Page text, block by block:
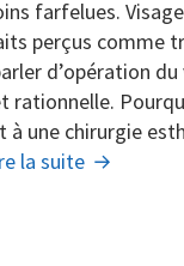
farfelues.
perçus comme
d’opération du
rationnelle.
une chirurgie
la suite Jim